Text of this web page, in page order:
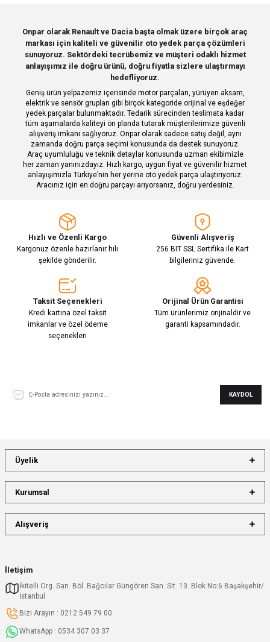
Ürün resmi kalitesiz, bozuk veya görüntülenemiyor.
Ürün açıklamasında eksik bilgiler bulunuyor.
Ürün bilgilerinde hatalar bulunuyor.
Ürün fiyatı diğer sitelerden daha pahalı.
Bu ürüne benzer farklı alternatifler olmalı.
Gönder
Deneyimini Paylaş
Onpar olarak Renault ve Dacia başta olmak üzere birçok araç
markası için kaliteli ve güvenilir oto yedek parça çözümleri
sunuyoruz. Sektördeki tecrübemiz ve müşteri odaklı hizmet
anlayışımız ile doğru ürünü, doğru fiyatla sizlere ulaştırmayı
hedefliyoruz.
Geniş ürün yelpazemiz içerisinde motor parçaları, yürüyen aksam,
elektrik ve sensör grupları gibi birçok kategoride orijinal ve eşdeğer
yedek parçalar bulunmaktadır. Tedarik sürecinden teslimata kadar
tüm aşamalarda kaliteyi ön planda tutarak müşterilerimize güvenli
alışveriş imkanı sağlıyoruz. Onpar olarak sadece satış değil, aynı
zamanda doğru parça seçimi konusunda da destek sunuyoruz.
Araç uyumluluğu ve teknik detaylar konusunda uzman ekibimizle
her zaman yanınızdayız. Hızlı kargo, uygun fiyat ve güvenilir hizmet
anlayışımızla Türkiye’nin her yerine oto yedek parça ulaştırıyoruz.
Aracınız için en doğru parçayı arıyorsanız, doğru yerdesiniz.
Hızlı ve Özenli Kargo
Kargonuz özenle hazırlanır hılı
şekilde gönderilir.
Güvenli Alışveriş
256 BIT SSL Sertifika ile Kart
bilgileriniz güvende.
Taksit Seçenekleri
Kredi kartına özel taksit
imkanlar ve özel ödeme
seçenekleri
Orijinal Ürün Garantisi
Tüm ürünlerimiz orijinaldir ve
garanti kapsamındadır.
KAYDOL
İletişim
İkitelli Org. San. Böl. Bağcılar Güngören San. Sit. 13. Blok No:6 Başakşehir/
İstanbul
Bizi Arayın : 0212 549 79 00
WhatsApp : 0534 307 03 37
Üyelik
Kurumsal
Alışveriş